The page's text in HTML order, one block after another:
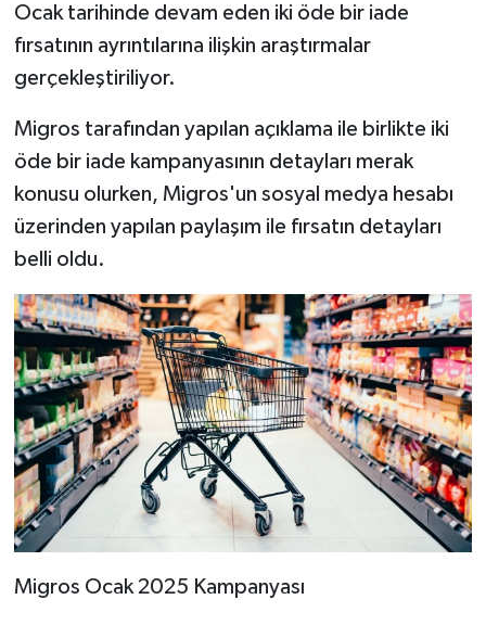
Ocak tarihinde devam eden iki öde bir iade
fırsatının ayrıntılarına ilişkin araştırmalar
gerçekleştiriliyor.
Migros tarafından yapılan açıklama ile birlikte iki
öde bir iade kampanyasının detayları merak
konusu olurken, Migros'un sosyal medya hesabı
üzerinden yapılan paylaşım ile fırsatın detayları
belli oldu.
Migros Ocak 2025 Kampanyası